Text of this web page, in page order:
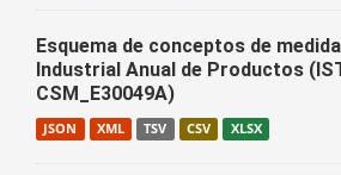
Esquema de conceptos de
Industrial Anual de Productos
CSM_E30049A)
JSON XML TSV CSV XLSX